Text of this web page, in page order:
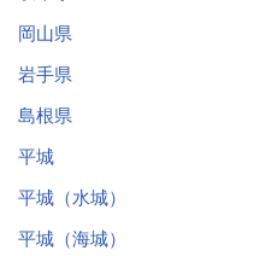
岡山県
岩手県
島根県
平城
平城（水城）
平城（海城）